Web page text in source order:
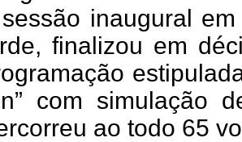
inaugural
finalizou em
com simulação
ao todo 65